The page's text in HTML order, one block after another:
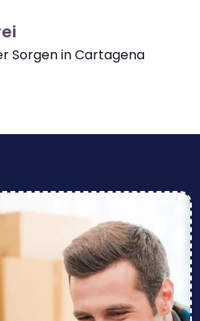
Sorgen in Cartagena